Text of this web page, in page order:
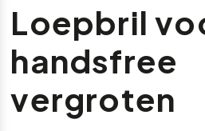
Loepbril
handsfree
vergroten